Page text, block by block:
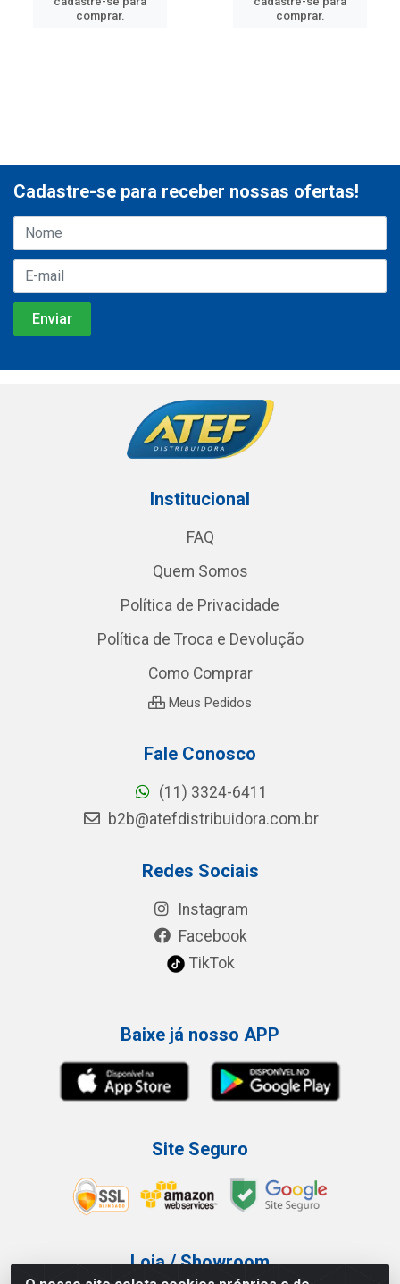
comprar.
comprar.
Cadastre-se para receber nossas ofertas!
Institucional
FAQ
Quem Somos
Política de Privacidade
Política de Troca e Devolução
Como Comprar
Meus Pedidos
Fale Conosco
(11) 3324-6411
b2b@atefdistribuidora.com.br
Redes Sociais
Instagram
Facebook
TikTok
Baixe já nosso APP
Site Seguro
Loja / Showroom